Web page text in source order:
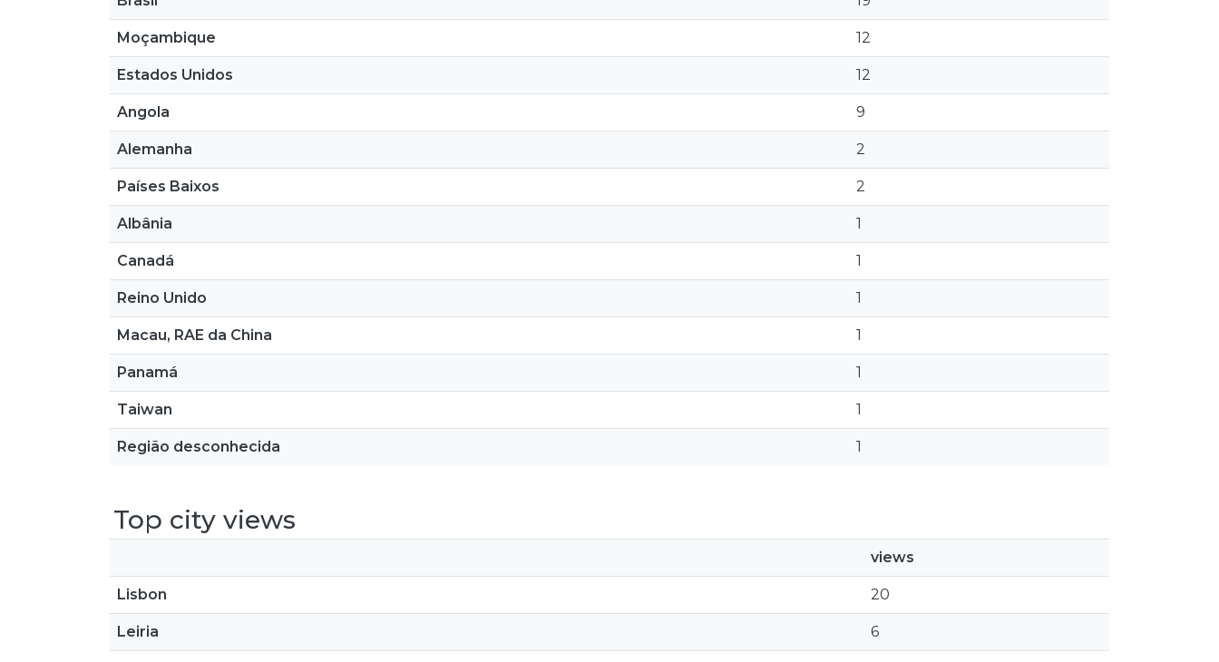
Moçambique 12
Estados Unidos 12
Angola 9
Alemanha 2
Países Baixos 2
Albânia 1
Canadá 1
Reino Unido 1
Macau, RAE da China 1
Panamá 1
Taiwan 1
Região desconhecida 1
Top city views
views
Lisbon 20
Leiria 6